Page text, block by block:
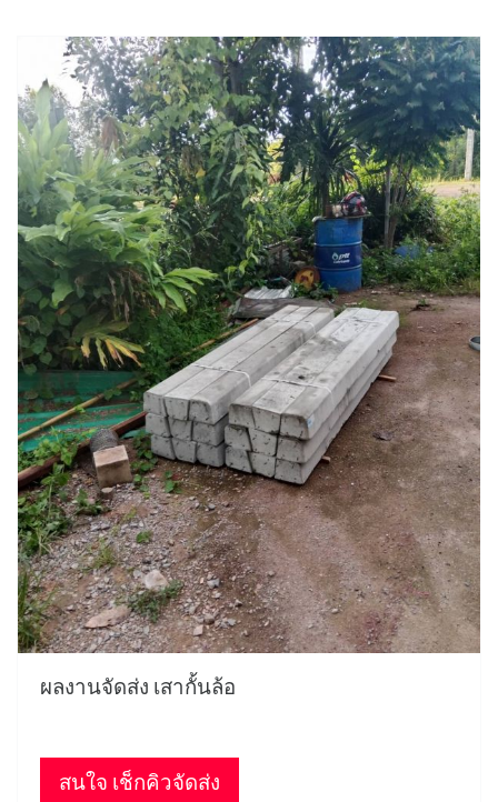
ผลงานจัดส่ง เสากั้นล้อ
สนใจ เช็กคิวจัดส่ง